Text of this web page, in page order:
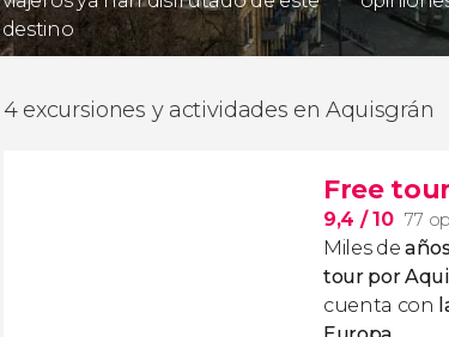
destino
4 excursiones y actividades en Aquisgrán
Free
9,4 / 10 77
Miles de
tour por
cuenta con